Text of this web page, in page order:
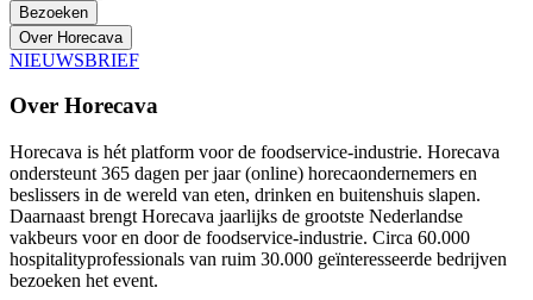
Bezoeken
Over Horecava
NIEUWSBRIEF
Over Horecava
Horecava is hét platform voor de foodservice-industrie. Horecava
ondersteunt 365 dagen per jaar (online) horecaondernemers en
beslissers in de wereld van eten, drinken en buitenshuis slapen.
Daarnaast brengt Horecava jaarlijks de grootste Nederlandse
vakbeurs voor en door de foodservice-industrie. Circa 60.000
hospitalityprofessionals van ruim 30.000 geïnteresseerde bedrijven
bezoeken het event.